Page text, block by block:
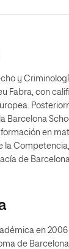
y
Fabra, con
Barcelona
en
la
de
en
de